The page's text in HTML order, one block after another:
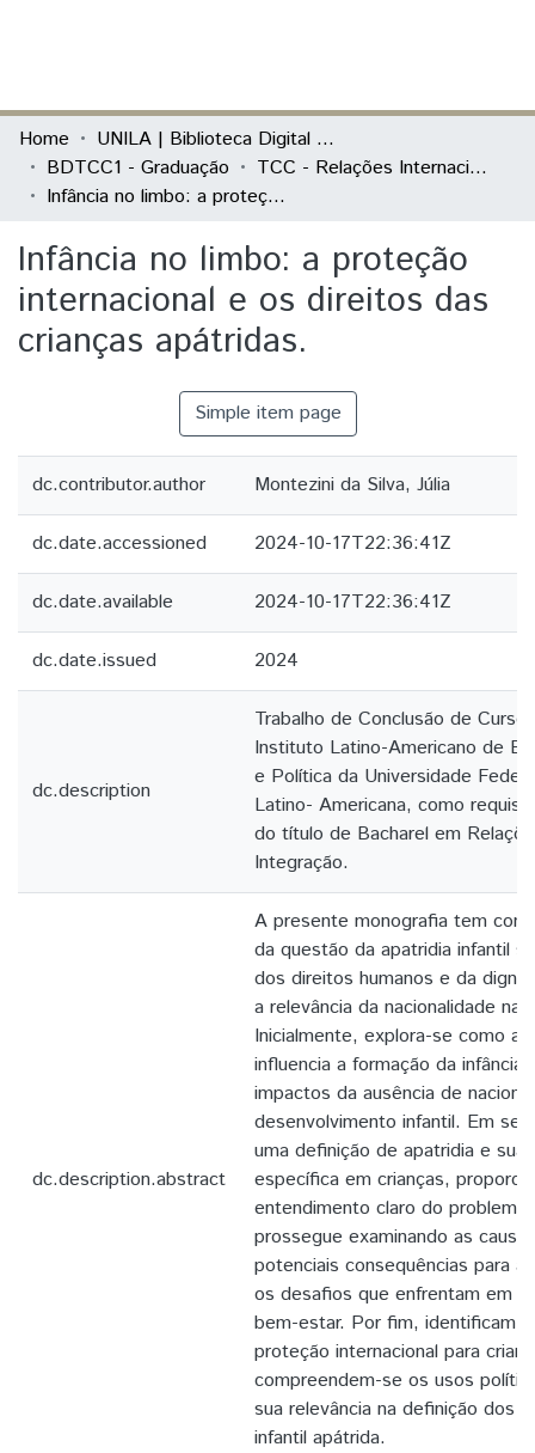
Communities & Collections
All of DSpace
Home
UNILA | Biblioteca Digital de Trabalhos de Conclusão de Curso
BDTCC1 - Graduação
TCC - Relações Internacionais e Integração
Infância no limbo: a proteção internacional e os direitos das crianças apátridas.
Infância no limbo: a proteção
internacional e os direitos das
crianças apátridas.
Simple item page
dc.contributor.author Montezini da Silva, Júlia
dc.date.accessioned 2024-10-17T22:36:41Z
dc.date.available 2024-10-17T22:36:41Z
dc.date.issued 2024
dc.description
Trabalho de Conclusão de
Instituto Latino-Americano de
e Política da Universidade
Latino- Americana, como
do título de Bacharel em
Integração.
dc.description.abstract
A presente monografia tem
da questão da apatridia infantil
dos direitos humanos e da
a relevância da nacionalidade na
Inicialmente, explora-se como a
influencia a formação da
impactos da ausência de
desenvolvimento infantil. Em
uma definição de apatridia e sua
específica em crianças,
entendimento claro do
prossegue examinando as
potenciais consequências para
os desafios que enfrentam em
bem-estar. Por fim, identificam-
proteção internacional para
compreendem-se os usos
sua relevância na definição dos
infantil apátrida.